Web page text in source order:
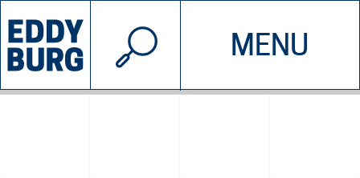
MENU
INIZIATIVE CHI SIAMO
© 2026 EDDYBURG